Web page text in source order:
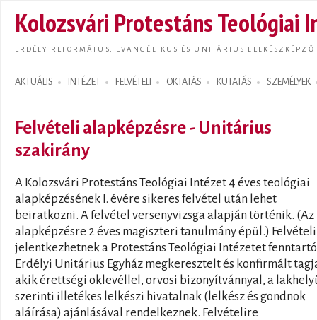
Kolozsvári Protestáns Teológiai
ERDÉLY REFORMÁTUS, EVANGÉLIKUS ÉS UNITÁRIUS LELKÉSZKÉPZŐ
AKTUÁLIS INTÉZET FELVÉTELI OKTATÁS KUTATÁS SZEMÉLYEK
Search form
Felvételi alapképzésre - Unitárius
szakirány
A Kolozsvári Protestáns Teológiai Intézet 4 éves teológiai
alapképzésének I. évére sikeres felvétel után lehet
beiratkozni. A felvétel versenyvizsga alapján történik. (Az
alapképzésre 2 éves magiszteri tanulmány épül.)
jelentkezhetnek a Protestáns Teológiai Intézetet fenntartó
Erdélyi Unitárius Egyház megkeresztelt és konfirmált
akik érettségi oklevéllel, orvosi bizonyítvánnyal, a
szerinti illetékes lelkészi hivatalnak (lelkész és gondnok
aláírása) ajánlásával rendelkeznek. Felvételire